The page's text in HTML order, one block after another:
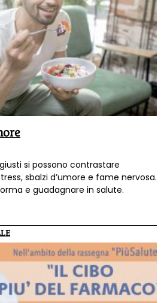
si possono contrastare
sbalzi d’umore e fame nervosa.
e guadagnare in salute.